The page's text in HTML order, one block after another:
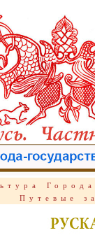
Города
Путевые